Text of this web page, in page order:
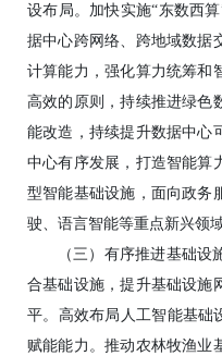
设布局。加快实施“东数西
据中心跨网络、跨地域数据
计算能力，强化算力统筹和
高效的原则，持续推进绿色
能改造，持续提升数据中心
中心有序发展，打造智能算
型智能基础设施，面向政务
驶、语言智能等重点新兴领
（三）有序推进基础
合基础设施，提升基础设施
平。高效布局人工智能基础
赋能能力。推动农林牧渔业